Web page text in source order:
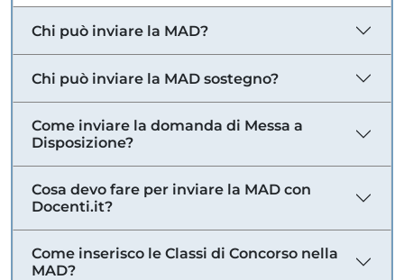
Chi può inviare la MAD?
Chi può inviare la MAD sostegno?
Come inviare la domanda di Messa a
Disposizione?
Cosa devo fare per inviare la MAD con
Docenti.it?
Come inserisco le Classi di Concorso nella
MAD?